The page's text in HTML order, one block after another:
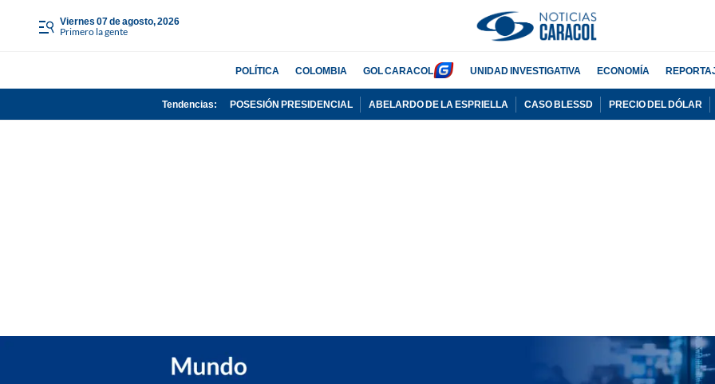
viernes 07 de agosto, 2026
Primero la gente
POLÍTICA COLOMBIA GOL CARACOL UNIDAD INVESTIGATIVA ECONOMÍA
Tendencias: POSESIÓN PRESIDENCIAL ABELARDO DE LA ESPRIELLA CASO BLESSD PRECIO DEL DÓLAR